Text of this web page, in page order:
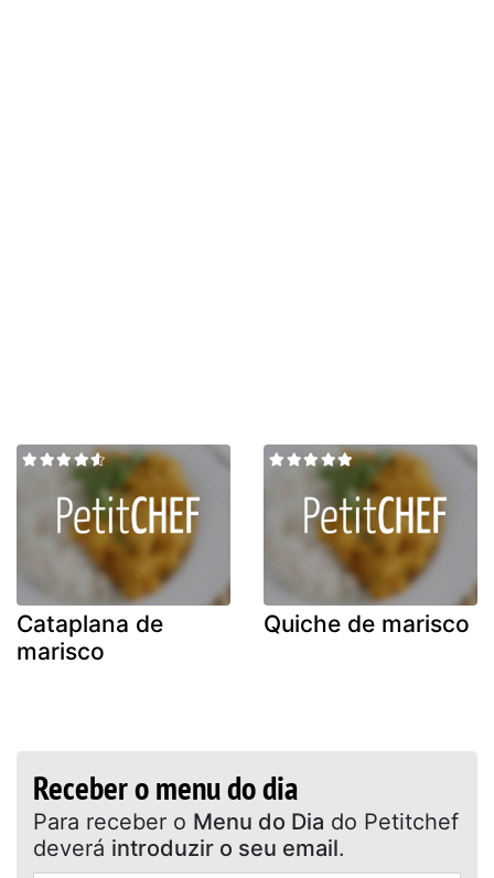
Cataplana de
marisco
Quiche de marisco
Receber o menu do dia
Para receber o Menu do Dia do Petitchef
deverá introduzir o seu email.